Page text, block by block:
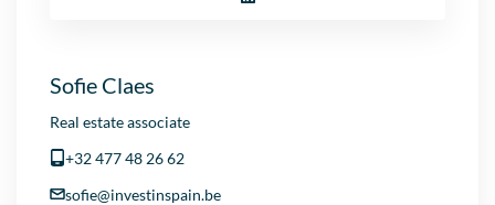
Sofie Claes
Real estate associate
+32 477 48 26 62
sofie@investinspain.be